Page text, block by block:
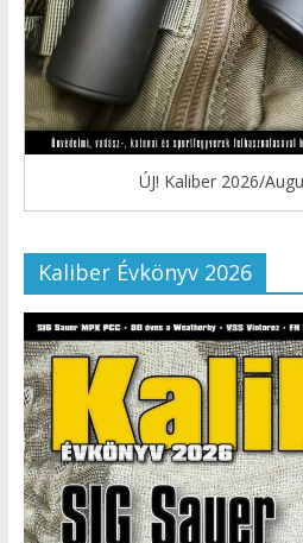
ÚJ! Kaliber 2026/
Kaliber Évkönyv 2026